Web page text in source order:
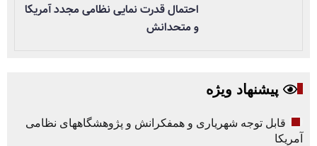
احتمال قدرت نمایی نظامی مجدد آمریکا
و متحدانش
پیشنهاد ویژه
قابل توجه شهریاری و همفکرانش و پژوهشگاههای نظامی
آمریکا